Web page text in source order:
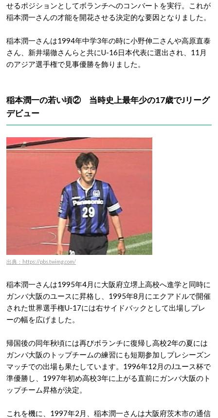
せるポジションとしてボランチへのコンバートを実行。これが
稲本潤一さんの才能を開花させる決定的な要因となりました。
稲本潤一さんは1994年中学3年の時に小野伸二さんや高原直泰
さん、新井場徹さんらと共にU-16日本代表に選出され、11月
のアジア選手権で見事優勝を飾りました。
稲本潤一の若い頃② 当時史上最年少の17歳でJリーグ
デビュー
出典：https://pbs.twimg.com/
稲本潤一さんは1995年4月に大阪府立堺上高校へ進学と同時に
ガンバ大阪のユースに昇格し、1995年8月にエクアドルで開催
された世界選手権U-17には右サイドバックとして出場しプレ
ーの幅を広げました。
帰国後の同年秋頃には再びボランチに復帰し高校2年の夏には
ガンバ大阪のトップチームの練習にも短期参加しプレシーズン
マッチでの出場も果たしています。1996年12月のJユース杯で
準優勝し、1997年初め高校3年に上がる直前にガンバ大阪のト
ップチーム昇格が決定。
これを機に、1997年2月、稲本潤一さんは大阪府茨木市の通信